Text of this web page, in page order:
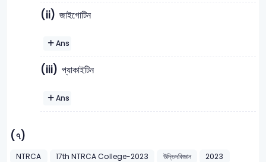
(ii) জাইগোটিন
Ans
(iii) প্যাকাইটিন
Ans
(৭)
NTRCA 17th NTRCA College-2023 উদ্ভিদবিজ্ঞান
2023